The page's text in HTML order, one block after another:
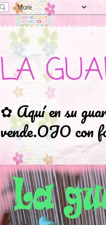
LA
✿ Aquí en su
vende.OJO con